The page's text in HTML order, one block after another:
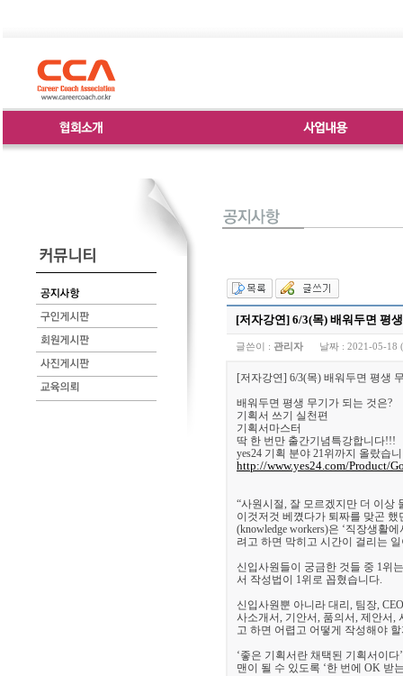
[저자강연] 6/3(목) 배워두면 평
글쓴이 : 관리자 날짜 : 2021-05-18
[저자강연] 6/3(목) 배워두면 평생
배워두면 평생 무기가 되는 것은?
기획서 쓰기 실천편
기획서마스터
딱 한 번만 출간기념특강합니다!!!
yes24 기획 분야 21위까지 올랐습
http://www.yes24.com/Product/
“사원시절, 잘 모르겠지만 더 이상
이것저것 베꼈다가 퇴짜를 맞곤
(knowledge workers)은 ‘직장생활
려고 하면 막히고 시간이 걸리는
신입사원들이 궁금한 것들 중 1위
서 작성법이 1위로 꼽혔습니다.
신입사원뿐 아니라 대리, 팀장,
사소개서, 기안서, 품의서, 제안서,
고 하면 어렵고 어떻게 작성해야
‘좋은 기획서란 채택된 기획서이
맨이 될 수 있도록 ‘한 번에 OK 받